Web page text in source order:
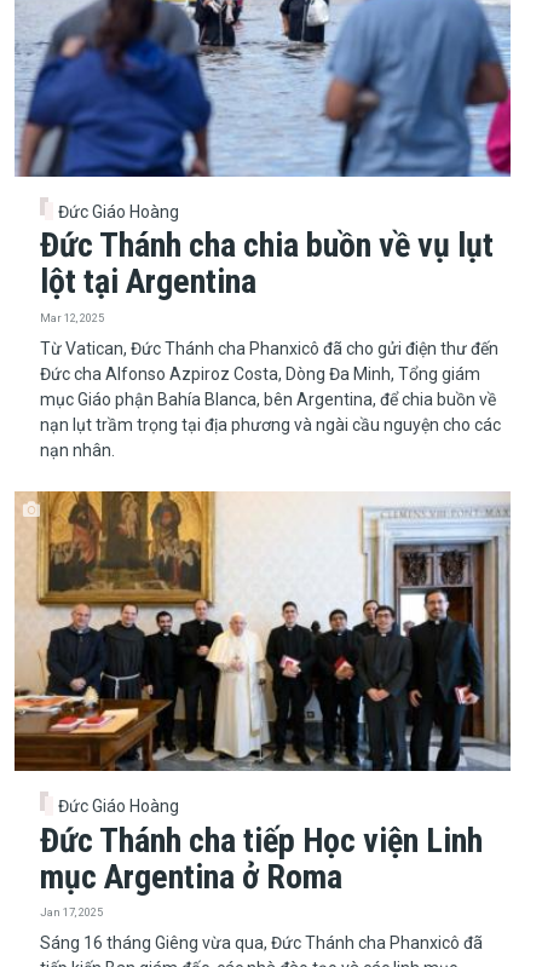
Đức Giáo Hoàng
Đức Thánh cha chia buồn về vụ lụt
lột tại Argentina
Mar 12, 2025
Từ Vatican, Đức Thánh cha Phanxicô đã cho gửi điện thư đến
Đức cha Alfonso Azpiroz Costa, Dòng Đa Minh, Tổng giám
mục Giáo phận Bahía Blanca, bên Argentina, để chia buồn về
nạn lụt trầm trọng tại địa phương và ngài cầu nguyện cho các
nạn nhân.
Đức Giáo Hoàng
Đức Thánh cha tiếp Học viện Linh
mục Argentina ở Roma
Jan 17, 2025
Sáng 16 tháng Giêng vừa qua, Đức Thánh cha Phanxicô đã